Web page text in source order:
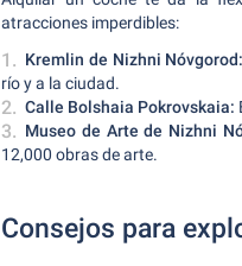
atracciones imperdibles:
Kremlin de Nizhni Nóvgorod:
río y a la ciudad.
Calle Bolshaia Pokrovskaia:
Museo de Arte de Nizhni
12,000 obras de arte.
Consejos para